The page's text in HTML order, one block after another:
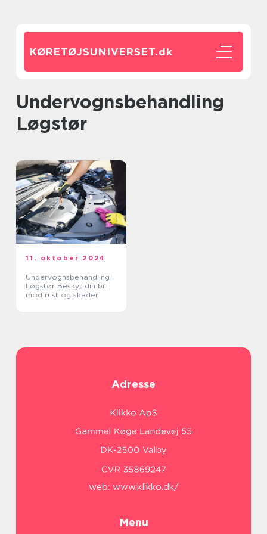
KØRETØJSUNIVERSET.dk
undervognsbehandling
Løgstør
11. oktober 2024
Undervognsbehandling i
Løgstør Beskyt din bil
mod rust og skader
Adresse
web: www.klikko.dk/
Menu